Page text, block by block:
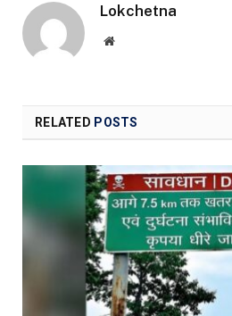
Lokchetna
Website
RELATED POSTS